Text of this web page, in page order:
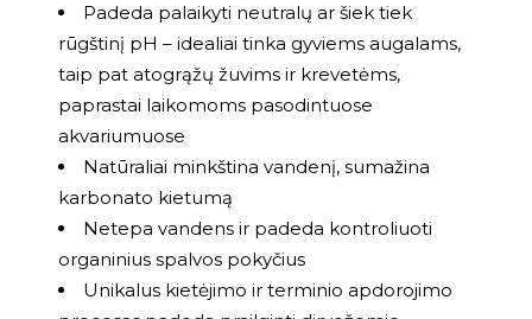
Padeda palaikyti neutralų ar šiek tiek
rūgštinį pH – idealiai tinka gyviems augalams,
taip pat atogrąžų žuvims ir krevetėms,
paprastai laikomoms pasodintuose
akvariumuose
Natūraliai minkština vandenį, sumažina
karbonato kietumą
Netepa vandens ir padeda kontroliuoti
organinius spalvos pokyčius
Unikalus kietėjimo ir terminio apdorojimo